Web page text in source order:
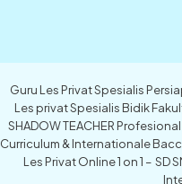
o
e
t
e
r
Guru Les Privat Spesialis
Les privat Spesialis Bidik
SHADOW TEACHER
Curriculum & Internationale
Les Privat Online 1 on 1 – SD